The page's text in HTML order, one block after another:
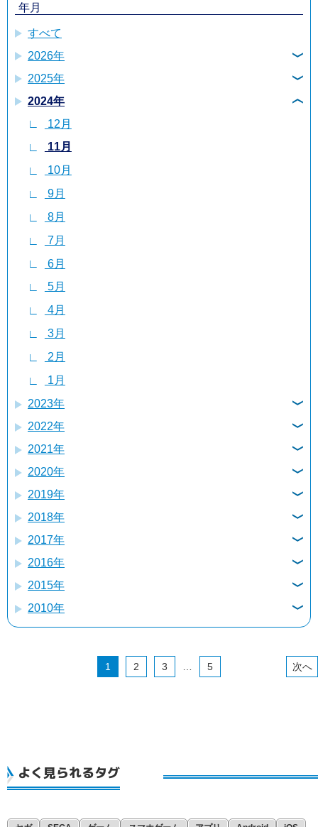
年月
すべて
2026年
8月
7月
6月
5月
4月
3月
2月
1月
2025年
12月
11月
10月
9月
8月
7月
6月
5月
4月
3月
2月
1月
2024年
12月
11月
10月
9月
8月
7月
6月
5月
4月
3月
2月
1月
2023年
12月
11月
10月
9月
8月
7月
6月
5月
4月
2022年
12月
11月
10月
9月
8月
7月
6月
5月
2021年
12月
11月
10月
9月
8月
7月
6月
2020年
12月
11月
10月
9月
8月
7月
2019年
12月
11月
10月
9月
8月
1月
2018年
12月
11月
10月
9月
2月
2017年
12月
11月
10月
3月
1月
2016年
12月
11月
10月
4月
2月
2015年
12月
11月
4月
2010年
11月
1 2 3 5
よく見られるタグ